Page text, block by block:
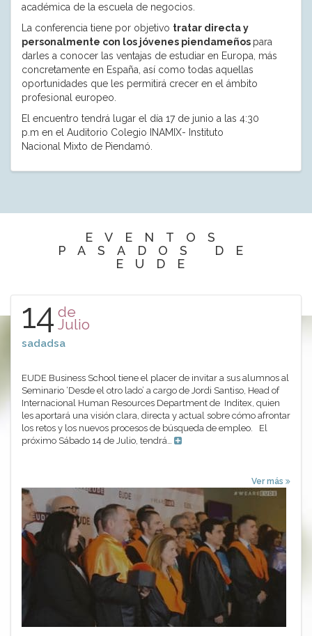
académica de la escuela de negocios.
La conferencia tiene por objetivo tratar directa y
personalmente con los jóvenes piendameños para
darles a conocer las ventajas de estudiar en Europa, más
concretamente en España, así como todas aquellas
oportunidades que les permitirá crecer en el ámbito
profesional europeo.
El encuentro tendrá lugar el día 17 de junio a las 4:30
p.m en el Auditorio Colegio INAMIX- Instituto
Nacional Mixto de Piendamó.
EVENTOS
PASADOS DE
EUDE
14 de
Julio
sadadsa
EUDE Business School tiene el placer de invitar a sus alumnos al
Seminario ‘Desde el otro lado’ a cargo de Jordi Santiso, Head of
Internacional Human Resources Department de Inditex, quien
les aportará una visión clara, directa y actual sobre cómo afrontar
los retos y los nuevos procesos de búsqueda de empleo. El
próximo Sábado 14 de Julio, tendrá…
Ver más